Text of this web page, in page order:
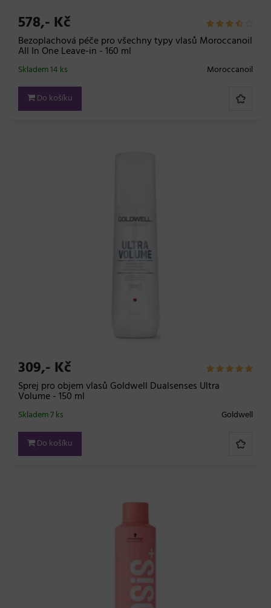
578,- Kč
Bezoplachová péče pro všechny typy vlasů Moroccanoil
All In One Leave-in - 160 ml
Moroccanoil
Skladem 14 ks
Do košíku
309,- Kč
Sprej pro objem vlasů Goldwell Dualsenses Ultra
Volume - 150 ml
Goldwell
Skladem 7 ks
Do košíku